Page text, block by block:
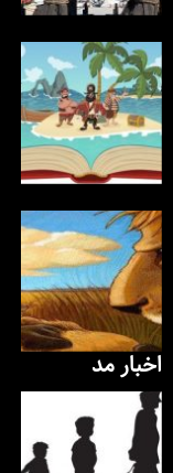
اخبار مد